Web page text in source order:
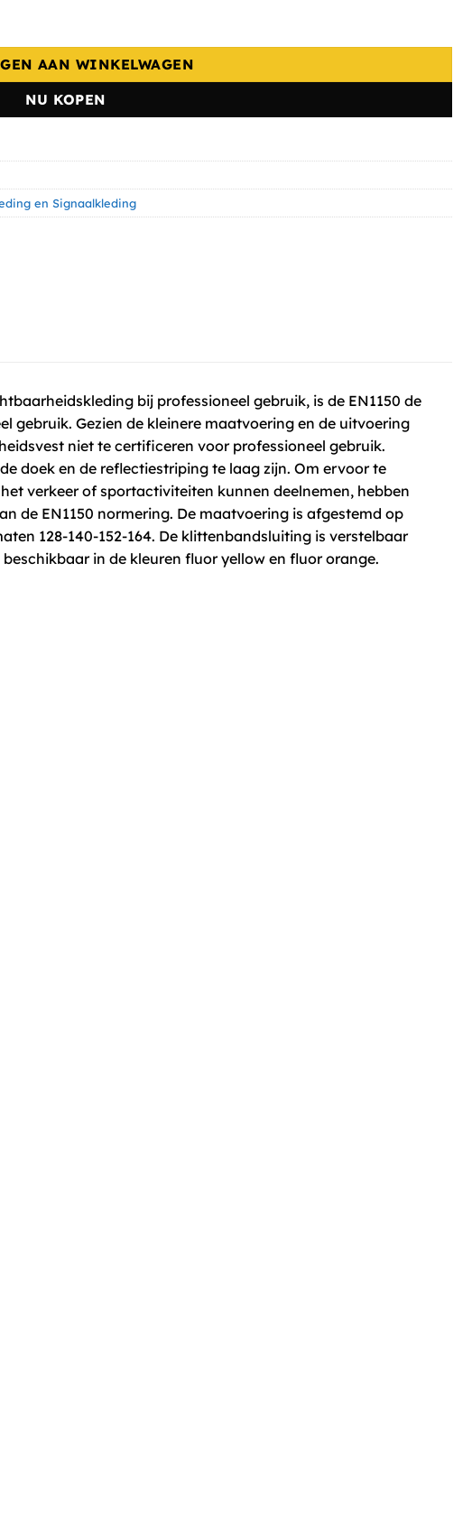
AAN WINKELWAGEN
NU KOPEN
en Signaalkleding
bij professioneel gebruik, is de EN1150 de
gebruik. Gezien de kleinere maatvoering en de uitvoering
niet te certificeren voor professioneel gebruik.
doek en de reflectiestriping te laag zijn. Om ervoor te
verkeer of sportactiviteiten kunnen deelnemen, hebben
de EN1150 normering. De maatvoering is afgestemd op
128-140-152-164. De klittenbandsluiting is verstelbaar
in de kleuren fluor yellow en fluor orange.